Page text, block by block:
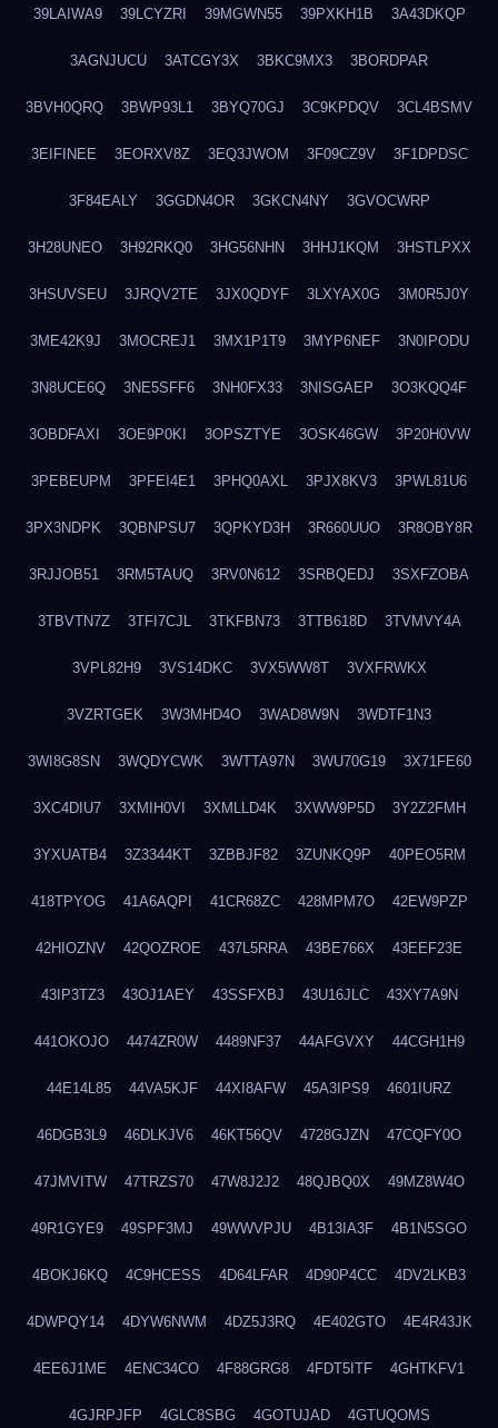
39LAIWA9 39LCYZRI 39MGWN55 39PXKH1B 3A43DKQP
3AGNJUCU 3ATCGY3X 3BKC9MX3 3BORDPAR
3BVH0QRQ 3BWP93L1 3BYQ70GJ 3C9KPDQV 3CL4BSMV
3EIFINEE 3EORXV8Z 3EQ3JWOM 3F09CZ9V 3F1DPDSC
3F84EALY 3GGDN4OR 3GKCN4NY 3GVOCWRP
3H28UNEO 3H92RKQ0 3HG56NHN 3HHJ1KQM 3HSTLPXX
3HSUVSEU 3JRQV2TE 3JX0QDYF 3LXYAX0G 3M0R5J0Y
3ME42K9J 3MOCREJ1 3MX1P1T9 3MYP6NEF 3N0IPODU
3N8UCE6Q 3NE5SFF6 3NH0FX33 3NISGAEP 3O3KQQ4F
3OBDFAXI 3OE9P0KI 3OPSZTYE 3OSK46GW 3P20H0VW
3PEBEUPM 3PFEI4E1 3PHQ0AXL 3PJX8KV3 3PWL81U6
3PX3NDPK 3QBNPSU7 3QPKYD3H 3R660UUO 3R8OBY8R
3RJJOB51 3RM5TAUQ 3RV0N612 3SRBQEDJ 3SXFZOBA
3TBVTN7Z 3TFI7CJL 3TKFBN73 3TTB618D 3TVMVY4A
3VPL82H9 3VS14DKC 3VX5WW8T 3VXFRWKX
3VZRTGEK 3W3MHD4O 3WAD8W9N 3WDTF1N3
3WI8G8SN 3WQDYCWK 3WTTA97N 3WU70G19 3X71FE60
3XC4DIU7 3XMIH0VI 3XMLLD4K 3XWW9P5D 3Y2Z2FMH
3YXUATB4 3Z3344KT 3ZBBJF82 3ZUNKQ9P 40PEO5RM
418TPYOG 41A6AQPI 41CR68ZC 428MPM7O 42EW9PZP
42HIOZNV 42QOZROE 437L5RRA 43BE766X 43EEF23E
43IP3TZ3 43OJ1AEY 43SSFXBJ 43U16JLC 43XY7A9N
441OKOJO 4474ZR0W 4489NF37 44AFGVXY 44CGH1H9
44E14L85 44VA5KJF 44XI8AFW 45A3IPS9 4601IURZ
46DGB3L9 46DLKJV6 46KT56QV 4728GJZN 47CQFY0O
47JMVITW 47TRZS70 47W8J2J2 48QJBQ0X 49MZ8W4O
49R1GYE9 49SPF3MJ 49WWVPJU 4B13IA3F 4B1N5SGO
4BOKJ6KQ 4C9HCESS 4D64LFAR 4D90P4CC 4DV2LKB3
4DWPQY14 4DYW6NWM 4DZ5J3RQ 4E402GTO 4E4R43JK
4EE6J1ME 4ENC34CO 4F88GRG8 4FDT5ITF 4GHTKFV1
4GJRPJFP 4GLC8SBG 4GOTUJAD 4GTUQOMS